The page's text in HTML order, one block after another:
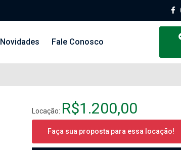
Novidades Fale Conosco
Locação: R$1.200,00
Faça sua proposta para essa locação!